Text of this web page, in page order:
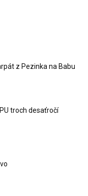
z Pezinka na Babu
troch desaťročí